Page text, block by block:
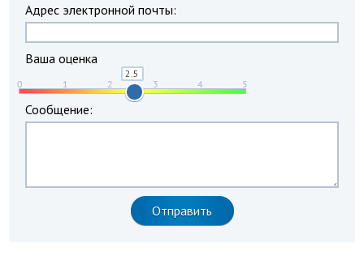
Адрес электронной почты:
Ваша оценка
Сообщение: